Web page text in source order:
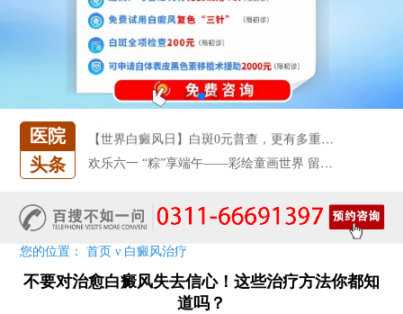
医院
头条
7天唤醒黑色素，寒假不留白 体面迎新年!
欢乐六一 “粽”享端午——彩绘童画世界 留住美丽瞬间
五一关爱全民皮肤健康，到院领取价值2240元白斑诊疗金!
阳春三月·抗白复发——远大白斑抗复发活动开启!
特邀原清华大学第一附属医院皮肤科主任28-29日来院会诊
您的位置：首页 ν 白癜风治疗
不要对治愈白癜风失去信心！这些治疗方法你都知
道吗？